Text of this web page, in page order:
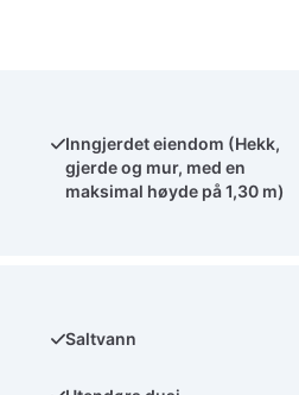
Inngjerdet eiendom (Hekk,
gjerde og mur, med en
maksimal høyde på 1,30 m)
Saltvann